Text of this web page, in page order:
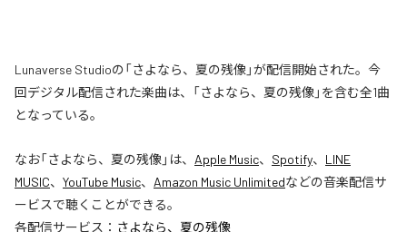
Lunaverse Studioの「さよなら、夏の残像」が配信開始された。今
回デジタル配信された楽曲は、「さよなら、夏の残像」を含む全1曲
となっている。
なお「さよなら、夏の残像」は、 Apple Music、 Spotify、 LINE
MUSIC、 YouTube Music、 Amazon Music Unlimitedなどの音楽配信サ
ービスで聴くことができる。
各配信サービス： さよなら、夏の残像